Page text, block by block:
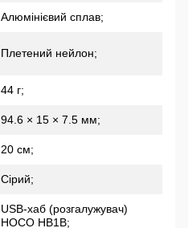
Алюмінієвий сплав;
Плетений нейлон;
44 г;
94.6 × 15 × 7.5 мм;
20 см;
Сірий;
USB-хаб (розгалужувач)
HOCO HB1B;